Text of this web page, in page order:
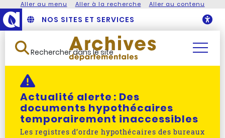
Aller au menu Aller à la recherche Aller au contenu
NOS SITES ET SERVICES
Rechercher dans le site
Actualité alerte : Des
documents hypothécaires
temporairement inaccessibles
Les registres d’ordre hypothécaires des bureaux